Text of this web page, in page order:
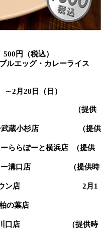
円（税込）
グ・カレーライス
2月28日（日）
神田店 （提供
武蔵小杉店 （提供
ーと横浜店 （提供
口店 （提供時
タウン店 2月1
時）
の葉店
川口店 （提供時